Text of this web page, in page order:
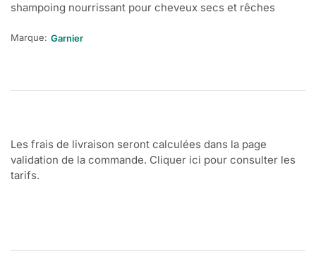
shampoing nourrissant pour cheveux secs et rêches
Marque: Garnier
Les frais de livraison seront calculées dans la page
validation de la commande. Cliquer ici pour consulter les
tarifs.